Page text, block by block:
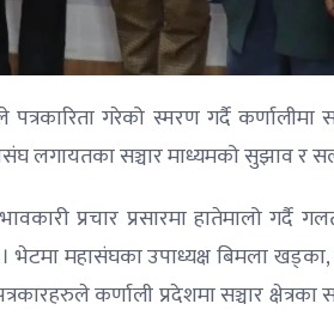
गरेको स्मरण गर्दै कर्णालीमा
लगायतका सञ्चार माध्यमको सुझाव र
प्रचार प्रसारमा हातेमालो गर्दै
भेटमा महासंघका उपाध्यक्ष बिमला
कर्णाली प्रदेशमा सञ्चार